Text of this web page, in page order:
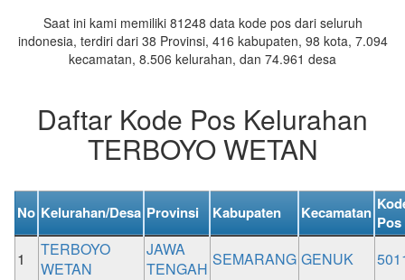
Saat ini kami memiliki 81248 data kode pos dari seluruh
indonesia, terdiri dari 38 Provinsi, 416 kabupaten, 98 kota, 7.094
kecamatan, 8.506 kelurahan, dan 74.961 desa
Daftar Kode Pos Kelurahan
TERBOYO WETAN
No Kelurahan/Desa Provinsi Kabupaten Kecamatan Pos
1
TERBOYO
WETAN
JAWA
TENGAH SEMARANG GENUK